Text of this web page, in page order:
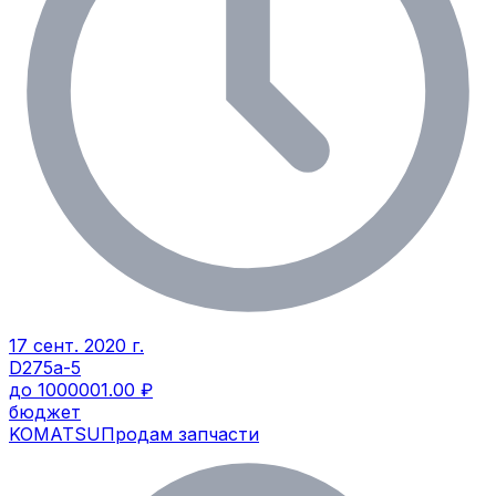
17 сент. 2020 г.
D275a-5
до 1000001.00 ₽
бюджет
KOMATSUПродам запчасти